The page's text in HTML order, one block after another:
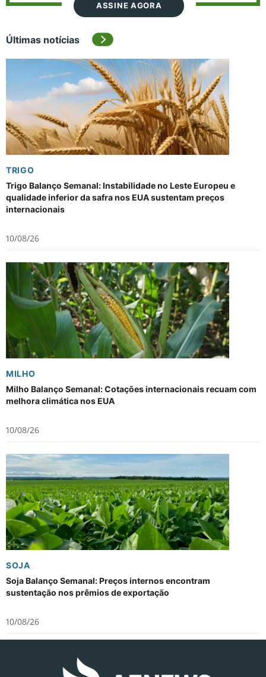
ASSINE AGORA
Últimas notícias
TRIGO
Trigo Balanço Semanal: Instabilidade no Leste Europeu e
qualidade inferior da safra nos EUA sustentam preços
internacionais
10/08/26
MILHO
Milho Balanço Semanal: Cotações internacionais recuam com
melhora climática nos EUA
10/08/26
SOJA
Soja Balanço Semanal: Preços internos encontram
sustentação nos prêmios de exportação
10/08/26